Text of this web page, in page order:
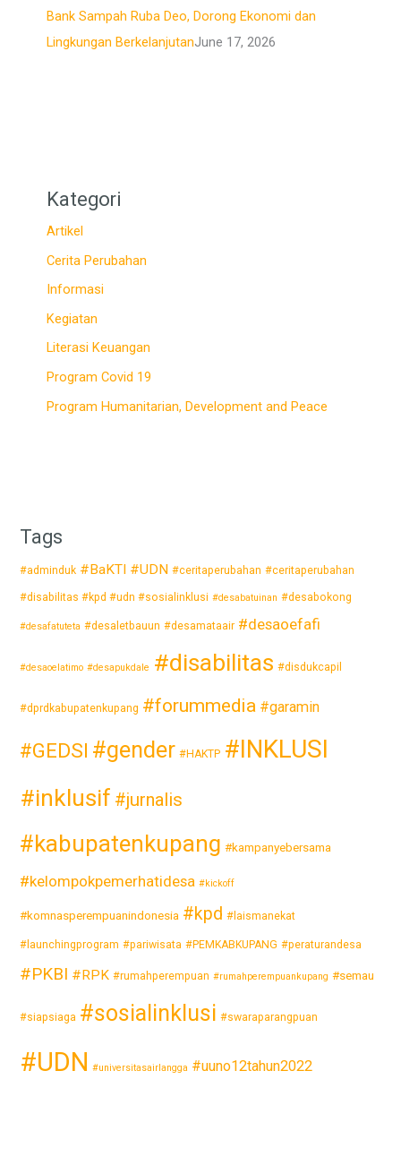
Bank Sampah Ruba Deo, Dorong Ekonomi dan
Lingkungan BerkelanjutanJune 17, 2026
Kategori
Artikel
Cerita Perubahan
Informasi
Kegiatan
Literasi Keuangan
Program Covid 19
Program Humanitarian, Development and Peace
Tags
#adminduk #BaKTI #UDN #ceritaperubahan #ceritaperubahan
#disabilitas #kpd #udn #sosialinklusi #desabatuinan #desabokong
#desafatuteta #desaletbauun #desamataair #desaoefafi
#desaoelatimo #desapukdale #disabilitas #disdukcapil
#dprdkabupatenkupang #forummedia #garamin
#GEDSI #gender #HAKTP #INKLUSI
#inklusif #jurnalis
#kabupatenkupang #kampanyebersama
#kelompokpemerhatidesa #kickoff
#komnasperempuanindonesia #kpd #laismanekat
#launchingprogram #pariwisata #PEMKABKUPANG #peraturandesa
#PKBI #RPK #rumahperempuan #rumahperempuankupang #semau
#siapsiaga #sosialinklusi #swaraparangpuan
#UDN #universitasairlangga #uuno12tahun2022